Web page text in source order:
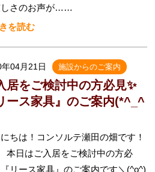
しさのお声が……
を読む
04月21日 施設からのご案内
居をご検討中の方必見✨
ース家具』のご案内(*^_^
ちは！コンソルテ瀬田の畑です！
本日はご入居をご検討中の方必
『リース家具』のご案内です＼(^o^)